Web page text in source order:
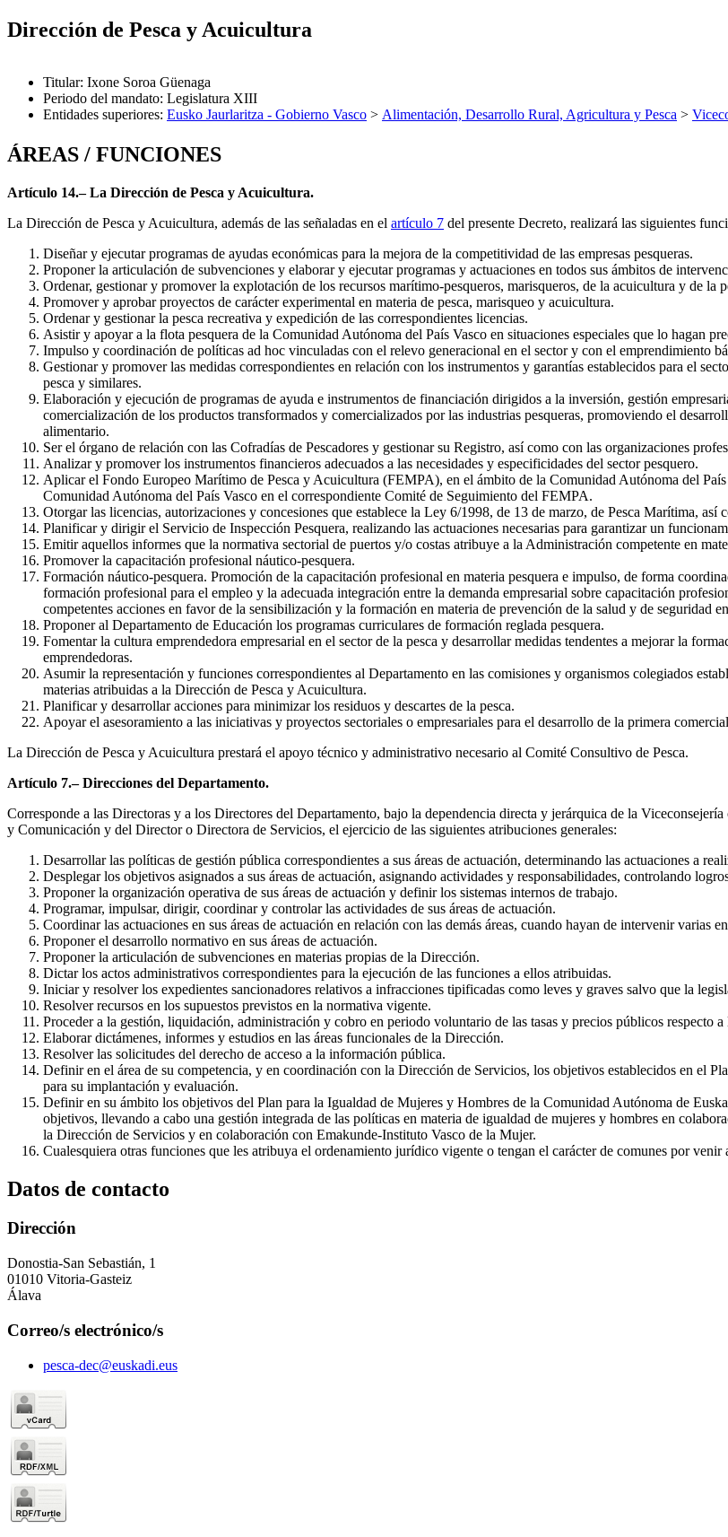
Dirección de Pesca y Acuicultura
Titular: Ixone Soroa Güenaga
Periodo del mandato: Legislatura XIII
Entidades superiores: Eusko Jaurlaritza - Gobierno Vasco > Alimentación, Desarrollo Rural, Agricultura y Pesca >
ÁREAS / FUNCIONES
Artículo 14.– La Dirección de Pesca y Acuicultura.
La Dirección de Pesca y Acuicultura, además de las señaladas en el artículo 7 del presente Decreto, realizará las siguientes
Diseñar y ejecutar programas de ayudas económicas para la mejora de la competitividad de las empresas pesqueras.
Proponer la articulación de subvenciones y elaborar y ejecutar programas y actuaciones en todos sus ámbitos de
Ordenar, gestionar y promover la explotación de los recursos marítimo-pesqueros, marisqueros, de la acuicultura y de la
Promover y aprobar proyectos de carácter experimental en materia de pesca, marisqueo y acuicultura.
Ordenar y gestionar la pesca recreativa y expedición de las correspondientes licencias.
Asistir y apoyar a la flota pesquera de la Comunidad Autónoma del País Vasco en situaciones especiales que lo hagan
Impulso y coordinación de políticas ad hoc vinculadas con el relevo generacional en el sector y con el emprendimiento
Gestionar y promover las medidas correspondientes en relación con los instrumentos y garantías establecidos para el
pesca y similares.
Elaboración y ejecución de programas de ayuda e instrumentos de financiación dirigidos a la inversión, gestión
comercialización de los productos transformados y comercializados por las industrias pesqueras, promoviendo el
alimentario.
Ser el órgano de relación con las Cofradías de Pescadores y gestionar su Registro, así como con las organizaciones
Analizar y promover los instrumentos financieros adecuados a las necesidades y especificidades del sector pesquero.
Aplicar el Fondo Europeo Marítimo de Pesca y Acuicultura (FEMPA), en el ámbito de la Comunidad Autónoma del
Comunidad Autónoma del País Vasco en el correspondiente Comité de Seguimiento del FEMPA.
Otorgar las licencias, autorizaciones y concesiones que establece la Ley 6/1998, de 13 de marzo, de Pesca Marítima,
Planificar y dirigir el Servicio de Inspección Pesquera, realizando las actuaciones necesarias para garantizar un
Emitir aquellos informes que la normativa sectorial de puertos y/o costas atribuye a la Administración competente en
Promover la capacitación profesional náutico-pesquera.
Formación náutico-pesquera. Promoción de la capacitación profesional en materia pesquera e impulso, de forma
formación profesional para el empleo y la adecuada integración entre la demanda empresarial sobre capacitación
competentes acciones en favor de la sensibilización y la formación en materia de prevención de la salud y de seguridad
Proponer al Departamento de Educación los programas curriculares de formación reglada pesquera.
Fomentar la cultura emprendedora empresarial en el sector de la pesca y desarrollar medidas tendentes a mejorar la
emprendedoras.
Asumir la representación y funciones correspondientes al Departamento en las comisiones y organismos colegiados
materias atribuidas a la Dirección de Pesca y Acuicultura.
Planificar y desarrollar acciones para minimizar los residuos y descartes de la pesca.
Apoyar el asesoramiento a las iniciativas y proyectos sectoriales o empresariales para el desarrollo de la primera
La Dirección de Pesca y Acuicultura prestará el apoyo técnico y administrativo necesario al Comité Consultivo de Pesca.
Artículo 7.– Direcciones del Departamento.
Corresponde a las Directoras y a los Directores del Departamento, bajo la dependencia directa y jerárquica de la
y Comunicación y del Director o Directora de Servicios, el ejercicio de las siguientes atribuciones generales:
Desarrollar las políticas de gestión pública correspondientes a sus áreas de actuación, determinando las actuaciones a
Desplegar los objetivos asignados a sus áreas de actuación, asignando actividades y responsabilidades, controlando
Proponer la organización operativa de sus áreas de actuación y definir los sistemas internos de trabajo.
Programar, impulsar, dirigir, coordinar y controlar las actividades de sus áreas de actuación.
Coordinar las actuaciones en sus áreas de actuación en relación con las demás áreas, cuando hayan de intervenir varias
Proponer el desarrollo normativo en sus áreas de actuación.
Proponer la articulación de subvenciones en materias propias de la Dirección.
Dictar los actos administrativos correspondientes para la ejecución de las funciones a ellos atribuidas.
Iniciar y resolver los expedientes sancionadores relativos a infracciones tipificadas como leves y graves salvo que la
Resolver recursos en los supuestos previstos en la normativa vigente.
Proceder a la gestión, liquidación, administración y cobro en periodo voluntario de las tasas y precios públicos respecto a
Elaborar dictámenes, informes y estudios en las áreas funcionales de la Dirección.
Resolver las solicitudes del derecho de acceso a la información pública.
Definir en el área de su competencia, y en coordinación con la Dirección de Servicios, los objetivos establecidos en el
para su implantación y evaluación.
Definir en su ámbito los objetivos del Plan para la Igualdad de Mujeres y Hombres de la Comunidad Autónoma de
objetivos, llevando a cabo una gestión integrada de las políticas en materia de igualdad de mujeres y hombres en
la Dirección de Servicios y en colaboración con Emakunde-Instituto Vasco de la Mujer.
Cualesquiera otras funciones que les atribuya el ordenamiento jurídico vigente o tengan el carácter de comunes por
Datos de contacto
Dirección
Donostia-San Sebastián, 1
01010 Vitoria-Gasteiz
Álava
Correo/s electrónico/s
pesca-dec@euskadi.eus